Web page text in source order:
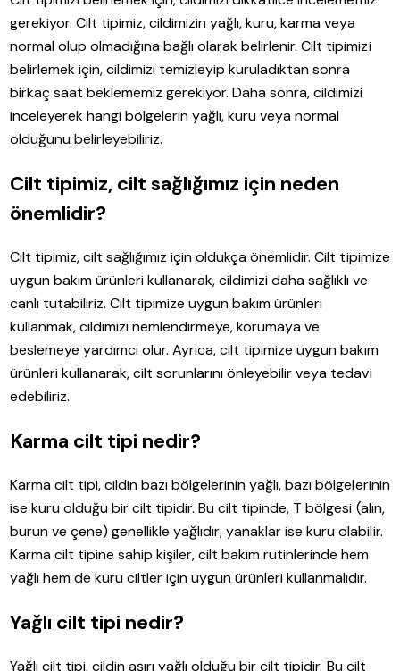
gerekiyor. Cilt tipimiz, cildimizin yağlı, kuru, karma veya
normal olup olmadığına bağlı olarak belirlenir. Cilt tipimizi
belirlemek için, cildimizi temizleyip kuruladıktan sonra
birkaç saat beklememiz gerekiyor. Daha sonra, cildimizi
inceleyerek hangi bölgelerin yağlı, kuru veya normal
olduğunu belirleyebiliriz.
Cilt tipimiz, cilt sağlığımız için neden
önemlidir?
Cilt tipimiz, cilt sağlığımız için oldukça önemlidir. Cilt tipimize
uygun bakım ürünleri kullanarak, cildimizi daha sağlıklı ve
canlı tutabiliriz. Cilt tipimize uygun bakım ürünleri
kullanmak, cildimizi nemlendirmeye, korumaya ve
beslemeye yardımcı olur. Ayrıca, cilt tipimize uygun bakım
ürünleri kullanarak, cilt sorunlarını önleyebilir veya tedavi
edebiliriz.
Karma cilt tipi nedir?
Karma cilt tipi, cildin bazı bölgelerinin yağlı, bazı bölgelerinin
ise kuru olduğu bir cilt tipidir. Bu cilt tipinde, T bölgesi (alın,
burun ve çene) genellikle yağlıdır, yanaklar ise kuru olabilir.
Karma cilt tipine sahip kişiler, cilt bakım rutinlerinde hem
yağlı hem de kuru ciltler için uygun ürünleri kullanmalıdır.
Yağlı cilt tipi nedir?
Yağlı cilt tipi, cildin aşırı yağlı olduğu bir cilt tipidir. Bu cilt